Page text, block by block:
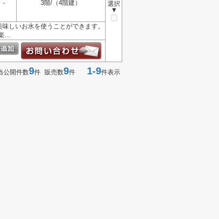
選択
▼
- 3階/（4階建）
しいお水を使うことができます。
...
公開件数9件 販売数9件 1-9件表示